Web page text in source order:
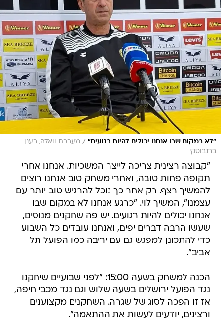
"לא במקום שבו אנחנו יכולים להיות רגועים" / מערכת וואלה, רענן
ברנבוסקי
"קבוצה רצינית צריכה לייצר המשכיות. אנחנו אחרי
תקופה פחות טובה, ואחרי משחק טוב אנחנו רוצים
להמשיך רצף. רק אחר כך נוכל להרגיש טוב יותר עם
עצמנו", המשיך לוי. "כרגע אנחנו לא במקום שבו
אנחנו יכולים להיות רגועים. יש פה שחקנים מנוסים,
שעשו הרבה דברים יפים, ואנחנו עובדים כל השבוע
כדי להתכונן למפגש גם עם יריבה כמו הפועל תל
אביב".
הכנה למשחק בשעה 15:00: "לפני שבועיים שיחקנו
נגד הפועל ירושלים בשעה שלוש וגם נגד מכבי חיפה,
אז זו הפכה לסוג של שגרה. השחקנים מקצוענים
ורצינים, יודעים לעשות את ההתאמה".